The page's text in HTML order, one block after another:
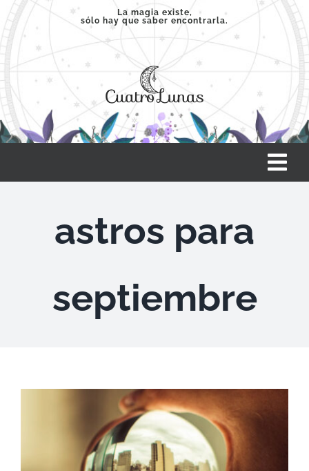
Saltar
contenido
La magia existe,
sólo hay que saber encontrarla.
CLASES
astros para
septiembre